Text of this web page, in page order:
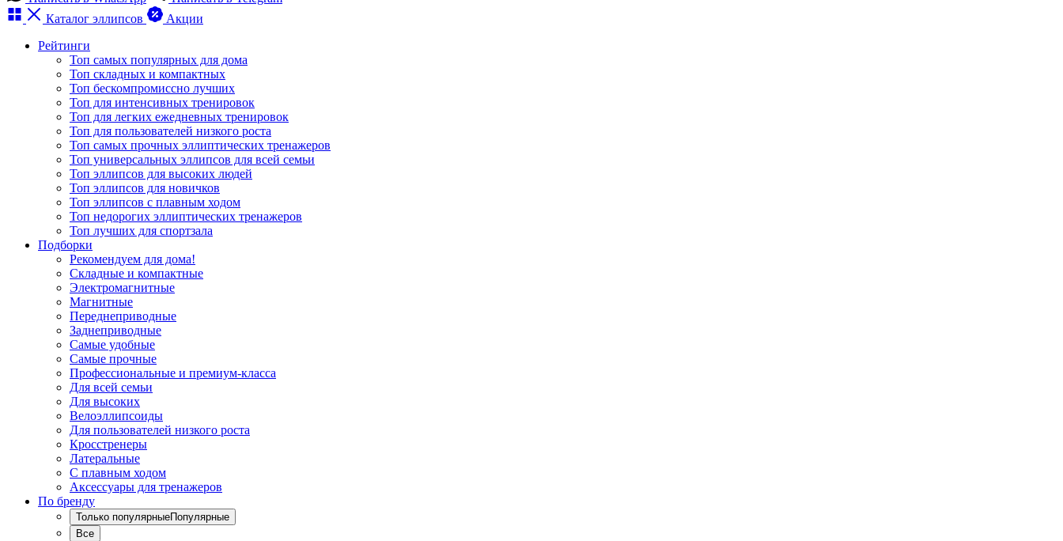
Каталог эллипсов
Акции
Рейтинги
Топ самых популярных для дома
Топ складных и компактных
Топ бескомпромиссно лучших
Топ для интенсивных тренировок
Топ для легких ежедневных тренировок
Топ для пользователей низкого роста
Топ самых прочных эллиптических тренажеров
Топ универсальных эллипсов для всей семьи
Топ эллипсов для высоких людей
Топ эллипсов для новичков
Топ эллипсов с плавным ходом
Топ недорогих эллиптических тренажеров
Топ лучших для спортзала
Подборки
Рекомендуем для дома!
Складные и компактные
Электромагнитные
Магнитные
Переднеприводные
Заднеприводные
Самые удобные
Самые прочные
Профессиональные и премиум-класса
Для всей семьи
Для высоких
Велоэллипсоиды
Для пользователей низкого роста
Кросстренеры
Латеральные
С плавным ходом
Аксессуары для тренажеров
По бренду
Только популярныеПопулярные
Все